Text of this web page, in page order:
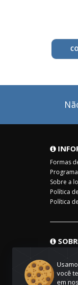
Formas
Sobre a
Política
Política
materiais
foco na
você
em